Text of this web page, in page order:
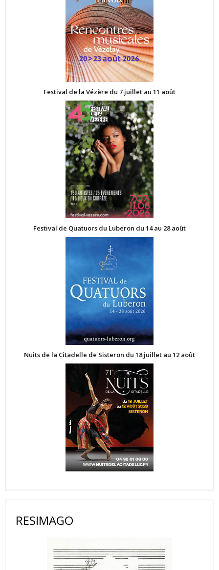
Festival de la Vézère du 7 juillet au 11 août
Festival de Quatuors du Luberon du 14 au 28 août
Nuits de la Citadelle de Sisteron du 18 juillet au 12 août
RESIMAGO